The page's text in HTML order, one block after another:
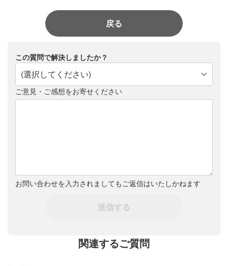
戻る
この質問で解決しましたか？
(選択してください)
ご意見・ご感想をお寄せください
お問い合わせを入力されましてもご返信はいたしかねます
送信する
関連するご質問